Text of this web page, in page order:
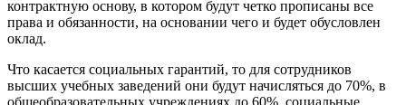
контрактную основу, в котором будут четко прописаны все
права и обязанности, на основании чего и будет обусловлен
оклад.
Что касается социальных гарантий, то для сотрудников
высших учебных заведений они будут начисляться до 70%, в